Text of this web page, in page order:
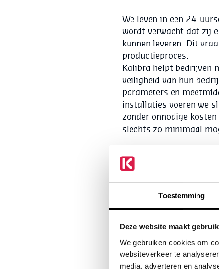
Toestemming
Deze website maakt
We gebruiken cookies om
websiteverkeer te
media, adverteren en
We leven in een 24-
wordt verwacht dat zij
kunnen leveren. Dit
productieproces.
Kalibra helpt bedrijven
veiligheid van hun
parameters en
installaties voeren we
zonder onnodige
slechts zo minimaal
Onze
Al meer dan 30 jaar is
validatieseninspecties
internationale
bovengenoemde zaken